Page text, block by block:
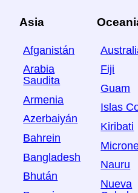
Asia
Afganistán
Arabia
Saudita
Armenia
Azerbaiyán
Bahrein
Bangladesh
Bhután
Fiji
Guam
Islas
Kiribati
Nauru
Nueva